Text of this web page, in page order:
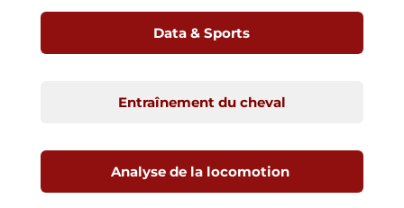
Data & Sports
Entraînement du cheval
Analyse de la locomotion